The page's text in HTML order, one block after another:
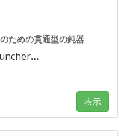
ための貫通型の鈍器
…
表示